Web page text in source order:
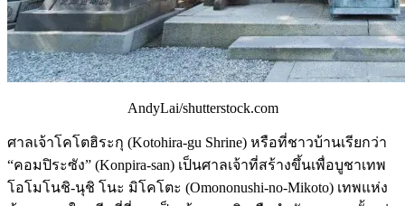
AndyLai/shutterstock.com
ศาลเจ้าโคโตฮิระกุ (Kotohira-gu Shrine) หรือที่ชาวบ้านเรียกว่า
“คอมปิระซัง” (Konpira-san) เป็นศาลเจ้าที่สร้างขึ้นเพื่อบูชาเทพ
โอโมโนชิ-นุชิ โนะ มิโคโตะ (Omononushi-no-Mikoto) เทพแห่ง